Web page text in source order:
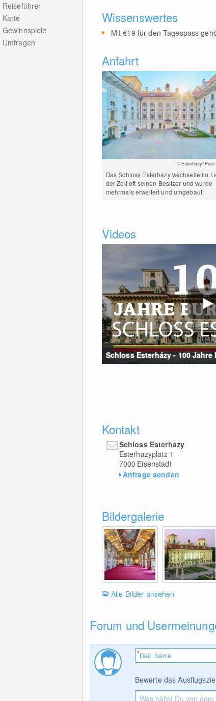
Reiseführer
Karte
Gewinnspiele
Umfragen
Wissenswertes
Mit €19 für den Tagespass
Anfahrt
© Esterházy / Paul
Das Schloss Esterhazy wechselte im
der Zeit oft seinen Besitzer und wurde
mehrmals erweitert und umgebaut.
Videos
Schloss Esterházy - 100 Jahre
Kontakt
Schloss Esterházy
Esterhazyplatz 1
7000 Eisenstadt
Anfrage senden
Bildergalerie
Alle Bilder ansehen
Forum und
Bewerte das Ausflugsziel